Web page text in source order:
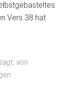
Vers 38 hat
von